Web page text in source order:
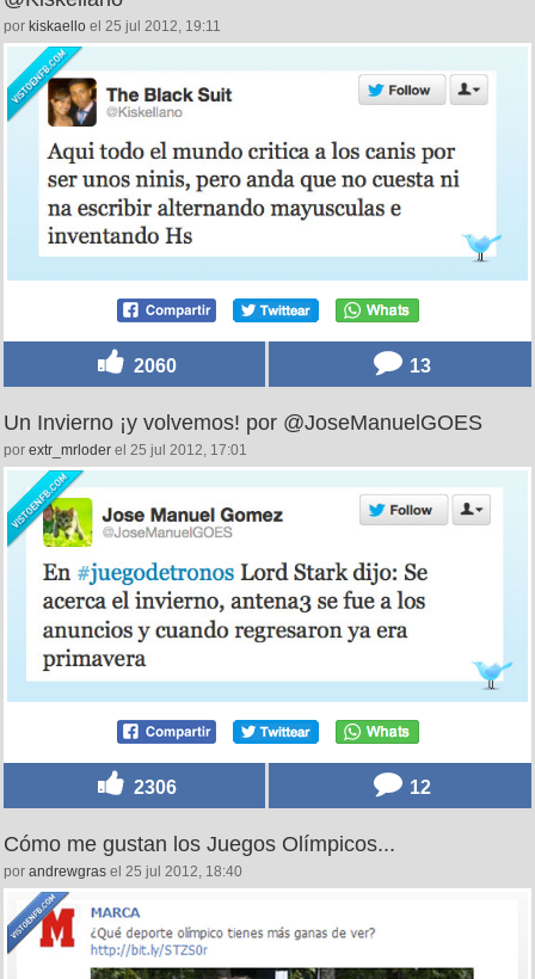
por kiskaello el 25 jul 2012, 19:11
2060 13
Un Invierno ¡y volvemos! por @JoseManuelGOES
por extr_mrloder el 25 jul 2012, 17:01
2306 12
Cómo me gustan los Juegos Olímpicos...
por andrewgras el 25 jul 2012, 18:40